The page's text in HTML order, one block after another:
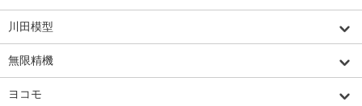
川田模型
無限精機
ヨコモ